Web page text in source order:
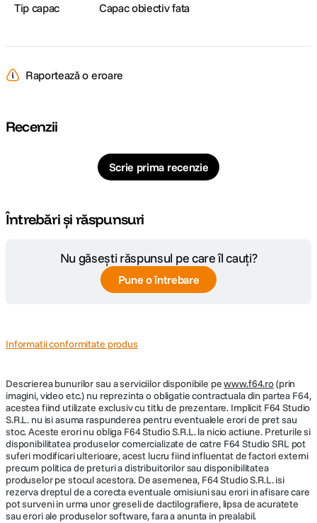
Tip capac Capac obiectiv fata
Raportează o eroare
Recenzii
Scrie prima recenzie
Întrebări și răspunsuri
Nu găsești răspunsul pe care îl cauți?
Pune o întrebare
Informatii conformitate produs
Descrierea bunurilor sau a serviciilor disponibile pewww.f64.ro(prin
imagini, video etc.) nu reprezinta o obligatie contractuala din partea F64,
acestea fiind utilizate exclusiv cu titlu de prezentare. Implicit F64 Studio
S.R.L. nu isi asuma raspunderea pentru eventualele erori de pret sau
stoc. Aceste erori nu obliga F64 Studio S.R.L. la nicio actiune. Preturile si
disponibilitatea produselor comercializate de catre F64 Studio SRL pot
suferi modificari ulterioare, acest lucru fiind influentat de factori externi
precum politica de preturi a distribuitorilor sau disponibilitatea
produselor pe stocul acestora. De asemenea, F64 Studio S.R.L. isi
rezerva dreptul de a corecta eventuale omisiuni sau erori in afisare care
pot surveni in urma unor greseli de dactilografiere, lipsa de acuratete
sau erori ale produselor software, fara a anunta in prealabil.